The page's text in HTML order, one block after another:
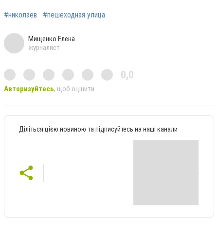
#николаев #пешеходная улица
Мищенко Елена
журналист
0,0
Авторизуйтесь, щоб оцінити
Діліться цією новиною та підписуйтесь на наші канали